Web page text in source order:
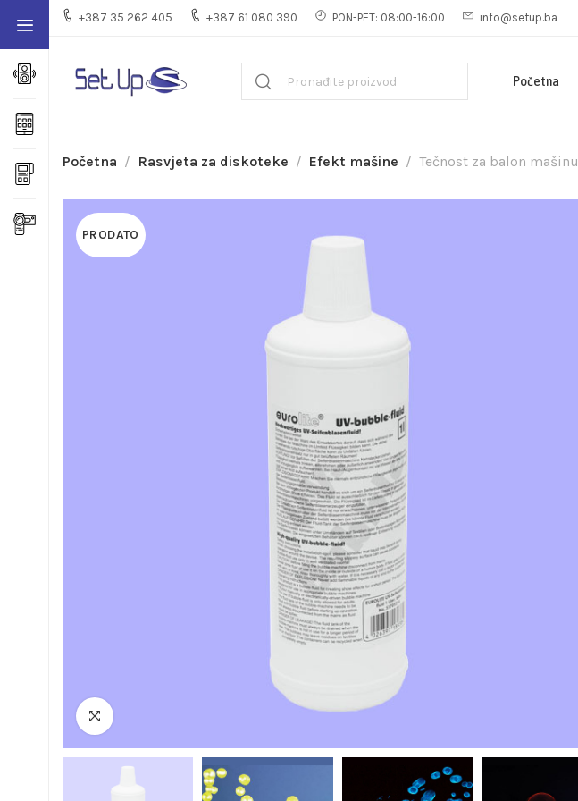
+387 35 262 405 +387 61 080 390 PON-PET: 08:00-16:00 info@setup.ba
Početna
Početna Rasvjeta za diskoteke Efekt mašine Tečnost za balon mašinu
PRODATO